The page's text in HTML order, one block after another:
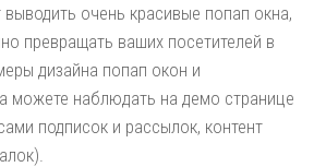
очень красивые попап окна,
превращать ваших посетителей в
дизайна попап окон и
можете наблюдать на демо странице
подписок и рассылок, контент